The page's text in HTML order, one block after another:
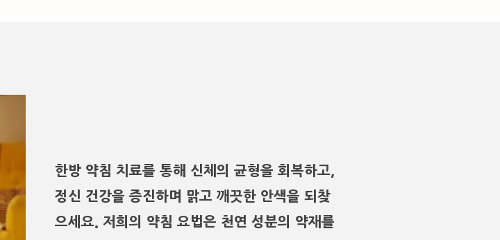
한방 약침 치료를 통해 신체의 균형을 회복하고,
정신 건강을 증진하며 맑고 깨끗한 안색을 되찾
으세요. 저희의 약침 요법은 천연 성분의 약재를